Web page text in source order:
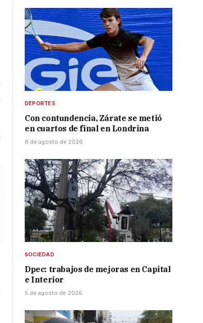
DEPORTES
Con contundencia, Zárate se metió
en cuartos de final en Londrina
6 de agosto de 2026
SOCIEDAD
Dpec: trabajos de mejoras en Capital
e Interior
5 de agosto de 2026